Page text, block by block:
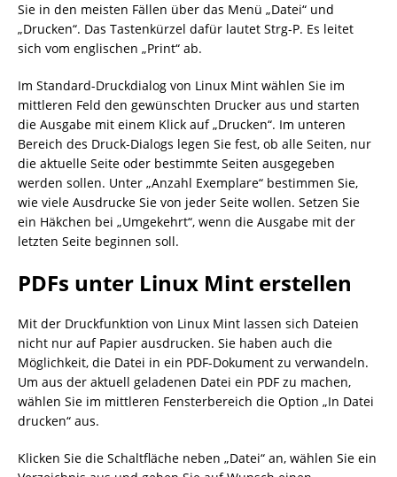
Sie in den meisten Fällen über das Menü „Datei“ und
„Drucken“. Das Tastenkürzel dafür lautet Strg-P. Es leitet
sich vom englischen „Print“ ab.
Im Standard-Druckdialog von Linux Mint wählen Sie im
mittleren Feld den gewünschten Drucker aus und starten
die Ausgabe mit einem Klick auf „Drucken“. Im unteren
Bereich des Druck-Dialogs legen Sie fest, ob alle Seiten, nur
die aktuelle Seite oder bestimmte Seiten ausgegeben
werden sollen. Unter „Anzahl Exemplare“ bestimmen Sie,
wie viele Ausdrucke Sie von jeder Seite wollen. Setzen Sie
ein Häkchen bei „Umgekehrt“, wenn die Ausgabe mit der
letzten Seite beginnen soll.
PDFs unter Linux Mint erstellen
Mit der Druckfunktion von Linux Mint lassen sich Dateien
nicht nur auf Papier ausdrucken. Sie haben auch die
Möglichkeit, die Datei in ein PDF-Dokument zu verwandeln.
Um aus der aktuell geladenen Datei ein PDF zu machen,
wählen Sie im mittleren Fensterbereich die Option „In Datei
drucken“ aus.
Klicken Sie die Schaltfläche neben „Datei“ an, wählen Sie ein